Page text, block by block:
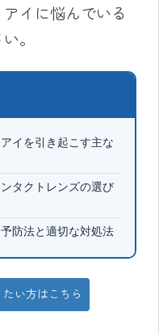
イに悩んでいる
。
イを引き起こす主な
タクトレンズの選び
防法と適切な対処法
い方はこちら